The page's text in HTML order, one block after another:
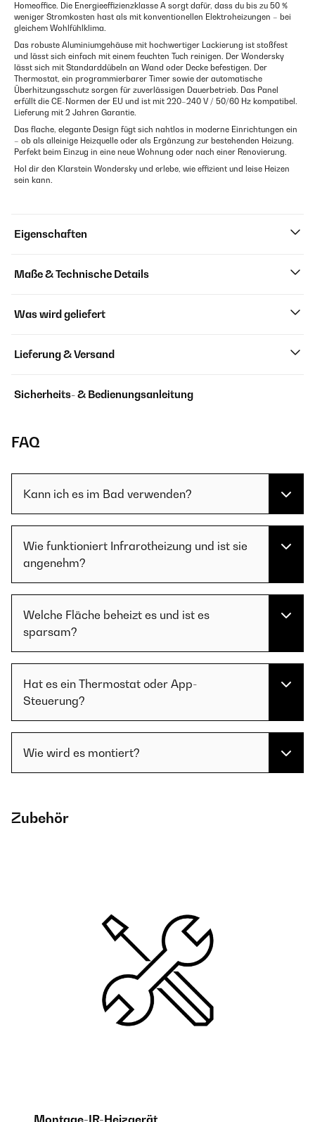
Homeoffice. Die Energieeffizienzklasse A sorgt dafür, dass du bis zu 50 %
weniger Stromkosten hast als mit konventionellen Elektroheizungen – bei
gleichem Wohlfühlklima.
Das robuste Aluminiumgehäuse mit hochwertiger Lackierung ist stoßfest
und lässt sich einfach mit einem feuchten Tuch reinigen. Der Wondersky
lässt sich mit Standarddübeln an Wand oder Decke befestigen. Der
Thermostat, ein programmierbarer Timer sowie der automatische
Überhitzungsschutz sorgen für zuverlässigen Dauerbetrieb. Das Panel
erfüllt die CE-Normen der EU und ist mit 220–240 V / 50/60 Hz kompatibel.
Lieferung mit 2 Jahren Garantie.
Das flache, elegante Design fügt sich nahtlos in moderne Einrichtungen ein
– ob als alleinige Heizquelle oder als Ergänzung zur bestehenden Heizung.
Perfekt beim Einzug in eine neue Wohnung oder nach einer Renovierung.
Hol dir den Klarstein Wondersky und erlebe, wie effizient und leise Heizen
sein kann.
Eigenschaften
Maße & Technische Details
Was wird geliefert
Lieferung & Versand
Sicherheits- & Bedienungsanleitung
FAQ
Kann ich es im Bad verwenden?
Wie funktioniert Infrarotheizung und ist sie
angenehm?
Welche Fläche beheizt es und ist es
sparsam?
Hat es ein Thermostat oder App-
Steuerung?
Wie wird es montiert?
Zubehör
Montage-IR-Heizgerät